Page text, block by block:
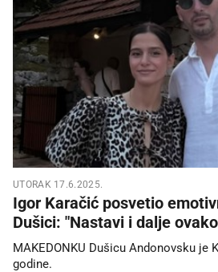
UTORAK 17.6.2025.
Igor Karačić posvetio
Dušici: "Nastavi i dalje
MAKEDONKU Dušicu Andonovsku je
godine.